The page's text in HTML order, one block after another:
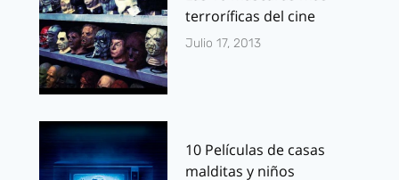
terroríficas del cine
Julio 17, 2013
10 Películas de casas
malditas y niños